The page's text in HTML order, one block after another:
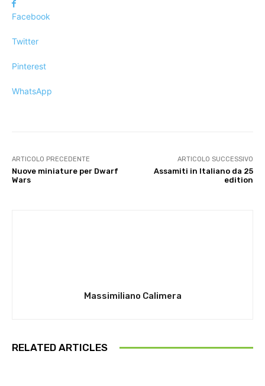
Facebook
Twitter
Pinterest
WhatsApp
ARTICOLO PRECEDENTE
Nuove miniature per Dwarf
Wars
ARTICOLO SUCCESSIVO
Assamiti in Italiano da 25
edition
Massimiliano Calimera
RELATED ARTICLES